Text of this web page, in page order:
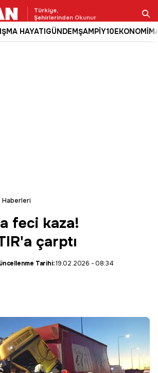
Türkiye,
Şehirlerinden Okunur
HAYATIGÜNDEMŞAMPİY10EKONOMİ
Ara
Haberleri
feci kaza!
çarptı
Tarihi:19.02.2026 - 08:34